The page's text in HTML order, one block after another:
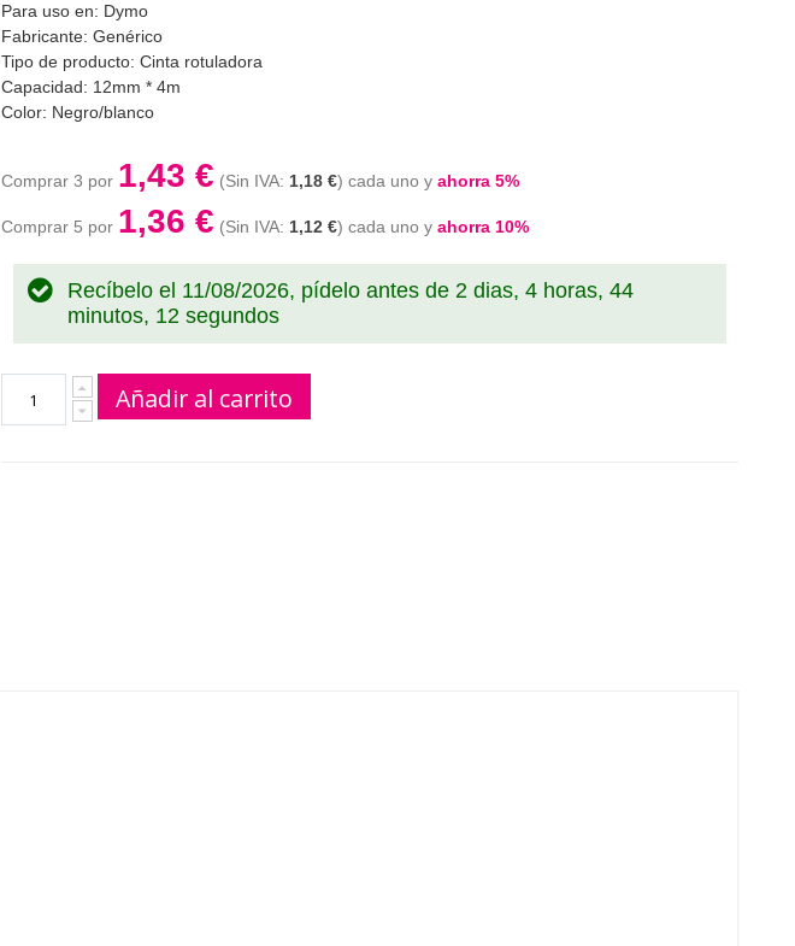
Para uso en: Dymo
Fabricante: Genérico
Tipo de producto: Cinta rotuladora
Capacidad: 12mm * 4m
Color: Negro/blanco
Comprar 3 por 1,43 € 1,18 € cada uno y ahorra 5%
Comprar 5 por 1,36 € 1,12 € cada uno y ahorra 10%
Recíbelo el 11/08/2026, pídelo antes de 2 dias, 4 horas, 44
minutos, 12 segundos
Añadir al carrito